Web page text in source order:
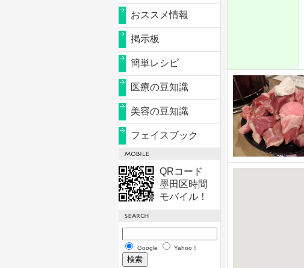
おススメ情報
掲示板
簡単レシピ
医療の豆知識
美容の豆知識
フェイスブック
QRコード
墨田区時間
モバイル！
Google Yahoo！